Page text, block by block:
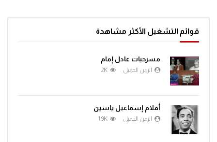
قوائم التشغيل الأكثر مشاهدة
مسرحيات عادل إمام
الزمن الجميل 2K
أفلام إسماعيل ياسين
الزمن الجميل 1.9K